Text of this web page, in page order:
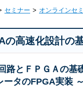
セミナー オンラインセ
の高速化設計の
路とＦＰＧＡの基
ータのFPGA実装 ～